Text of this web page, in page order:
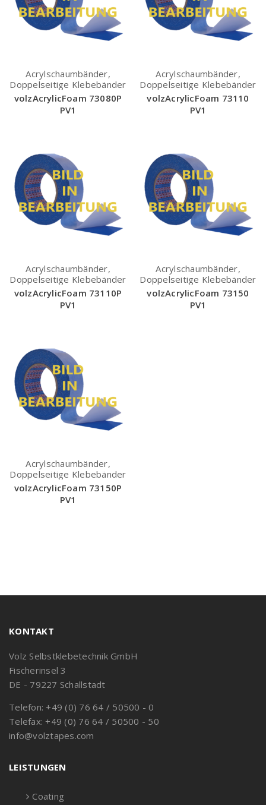
Acrylschaumbänder,
Doppelseitige Klebebänder
volzAcrylicFoam 73080P
PV1
Acrylschaumbänder,
Doppelseitige Klebebänder
volzAcrylicFoam 73110
PV1
Acrylschaumbänder,
Doppelseitige Klebebänder
volzAcrylicFoam 73110P
PV1
Acrylschaumbänder,
Doppelseitige Klebebänder
volzAcrylicFoam 73150
PV1
Acrylschaumbänder,
Doppelseitige Klebebänder
volzAcrylicFoam 73150P
PV1
KONTAKT
Volz Selbstklebetechnik GmbH
Fischerinsel 3
DE - 79227 Schallstadt
Telefon: +49 (0) 76 64 / 50500 - 0
Telefax: +49 (0) 76 64 / 50500 - 50
info@volztapes.com
LEISTUNGEN
Coating